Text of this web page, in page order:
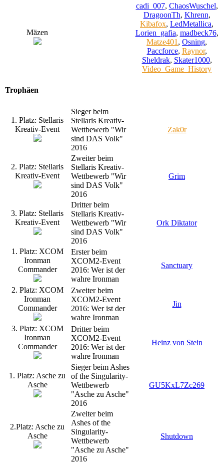
Mäzen
cadi_007, ChaosWuschel,
DragoonTh, Khrenn,
Kibafox, LedMetallica,
Lorien_gafia, madbeck76,
Matze401 , Osning,
Paccforce, Raynor,
Sheldrak, Skater1000,
Video_Game_History
Trophäen
1. Platz: Stellaris
Kreativ-Event
Sieger beim
Stellaris Kreativ-
Wettbewerb "Wir
sind DAS Volk"
2016
Zak0r
2. Platz: Stellaris
Kreativ-Event
Zweiter beim
Stellaris Kreativ-
Wettbewerb "Wir
sind DAS Volk"
2016
Grim
3. Platz: Stellaris
Kreativ-Event
Dritter beim
Stellaris Kreativ-
Wettbewerb "Wir
sind DAS Volk"
2016
Ork Diktator
1. Platz: XCOM
Ironman
Commander
Erster beim
XCOM2-Event
2016: Wer ist der
wahre Ironman
Sanctuary
2. Platz: XCOM
Ironman
Commander
Zweiter beim
XCOM2-Event
2016: Wer ist der
wahre Ironman
Jin
3. Platz: XCOM
Ironman
Commander
Dritter beim
XCOM2-Event
2016: Wer ist der
wahre Ironman
Heinz von Stein
1. Platz: Asche zu
Asche
Sieger beim Ashes
of the Singularity-
Wettbewerb
"Asche zu Asche"
2016
GU5KxL7Zc269
2.Platz: Asche zu
Asche
Zweiter beim
Ashes of the
Singularity-
Wettbewerb
"Asche zu Asche"
2016
Shutdown